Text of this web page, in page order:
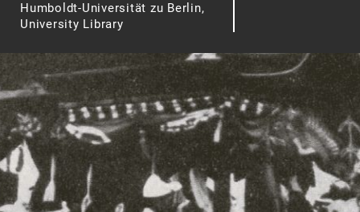
Humboldt-Universität zu Berlin,
University Library